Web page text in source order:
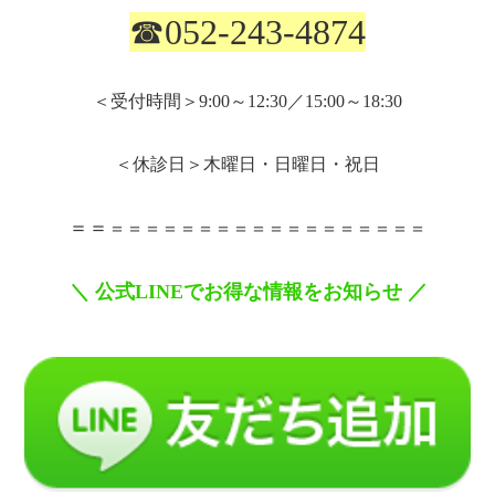
☎052-243-4874
＜受付時間＞ 9:00～ 12:30／15:00～ 18:30
＜休診日＞木曜日・日曜日・祝日
＝＝ ＝＝＝＝＝＝＝＝＝＝＝＝＝＝＝＝＝＝
＼ 公式LINEでお得な情報をお知らせ ／